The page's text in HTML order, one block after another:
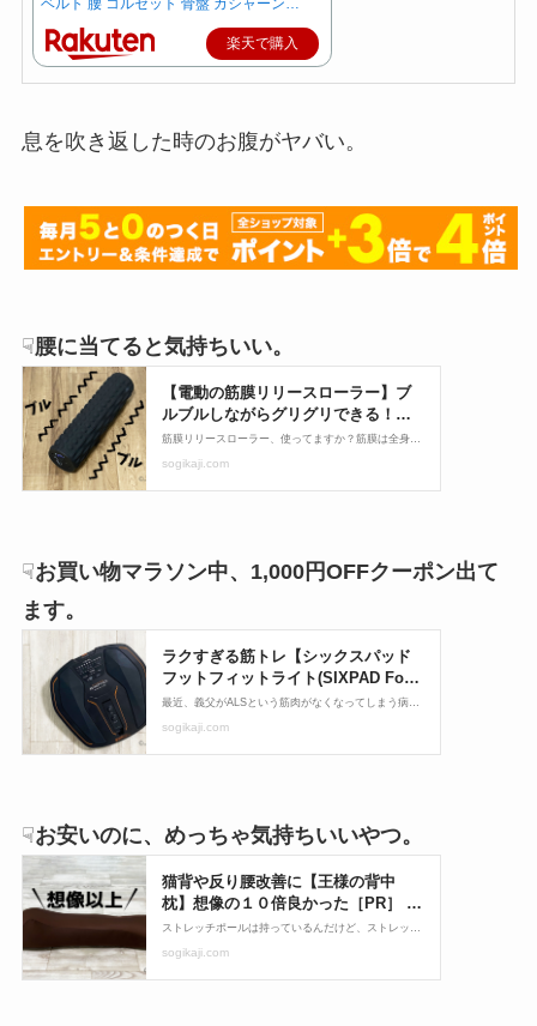
ベルト 腰 コルセット 骨盤 カシャーン…
楽天で購入
息を吹き返した時のお腹がヤバい。
☟腰に当てると気持ちいい。
☟お買い物マラソン中、1,000円OFFクーポン出て
ます。
☟お安いのに、めっちゃ気持ちいいやつ。